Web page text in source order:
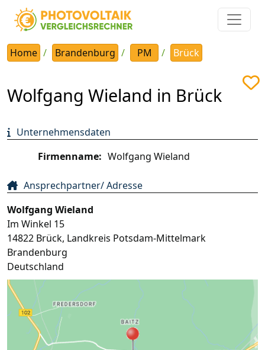
Home Brandenburg PM Brück
Wolfgang Wieland in Brück
Unternehmensdaten
Firmenname: Wolfgang Wieland
Ansprechpartner/ Adresse
Wolfgang Wieland
Im Winkel 15
14822 Brück, Landkreis Potsdam-Mittelmark
Brandenburg
Deutschland